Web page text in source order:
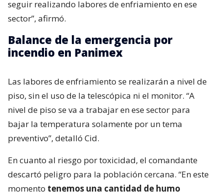
seguir realizando labores de enfriamiento en ese
sector”, afirmó.
Balance de la emergencia por
incendio en Panimex
Las labores de enfriamiento se realizarán a nivel de
piso, sin el uso de la telescópica ni el monitor. “A
nivel de piso se va a trabajar en ese sector para
bajar la temperatura solamente por un tema
preventivo”, detalló Cid.
En cuanto al riesgo por toxicidad, el comandante
descartó peligro para la población cercana. “En este
momento tenemos una cantidad de humo